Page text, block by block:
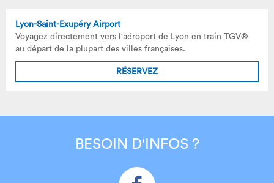
Lyon-Saint-Exupéry Airport
Voyagez directement vers l'aéroport de Lyon en train TGV®
au départ de la plupart des villes françaises.
RÉSERVEZ
BESOIN D'INFOS ?